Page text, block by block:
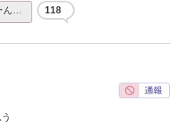
ん… 118